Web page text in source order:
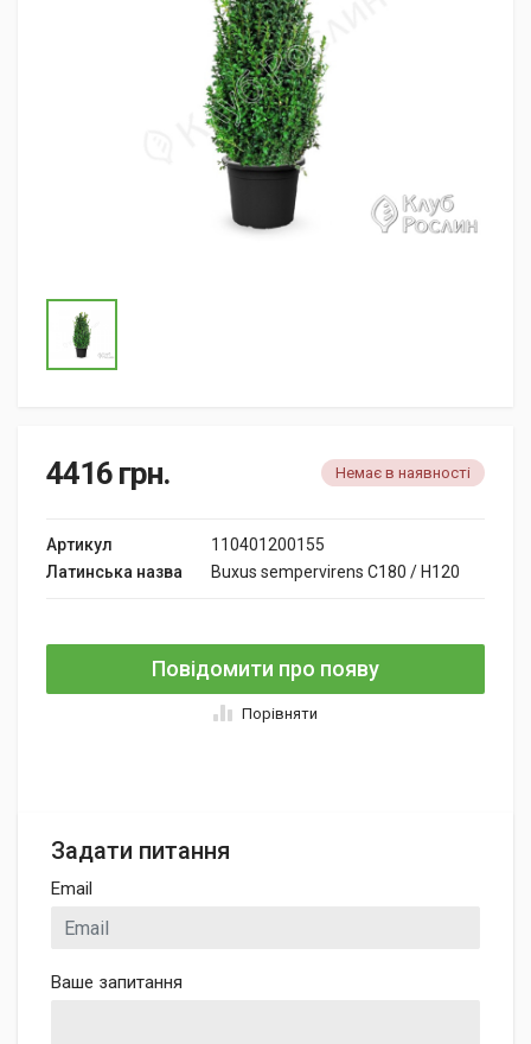
4416 грн. Немає в наявності
Артикул
110401200155
Латинська назва
Buxus sempervirens C180 / H120
Повідомити про появу
Порівняти
Задати питання
Email
Ваше запитання